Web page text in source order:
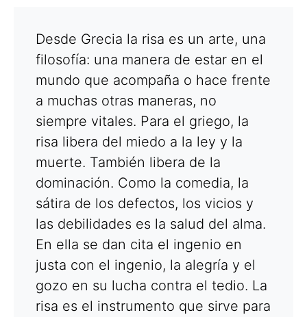
Desde Grecia la risa es un arte, una
filosofía: una manera de estar en el
mundo que acompaña o hace frente
a muchas otras maneras, no
siempre vitales. Para el griego, la
risa libera del miedo a la ley y la
muerte. También libera de la
dominación. Como la comedia, la
sátira de los defectos, los vicios y
las debilidades es la salud del alma.
En ella se dan cita el ingenio en
justa con el ingenio, la alegría y el
gozo en su lucha contra el tedio. La
risa es el instrumento que sirve para